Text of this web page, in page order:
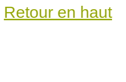
Retour en haut